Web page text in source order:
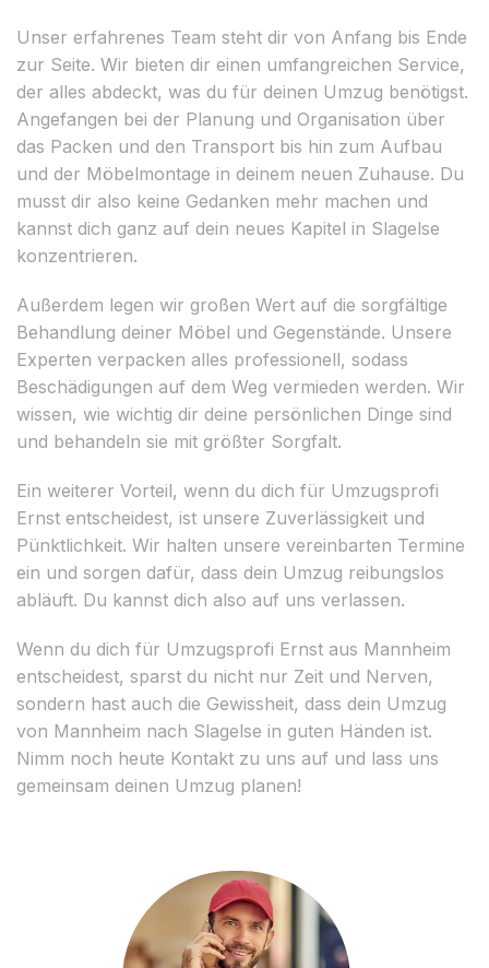
Unser erfahrenes Team steht dir von Anfang bis Ende
zur Seite. Wir bieten dir einen umfangreichen Service,
der alles abdeckt, was du für deinen Umzug benötigst.
Angefangen bei der Planung und Organisation über
das Packen und den Transport bis hin zum Aufbau
und der Möbelmontage in deinem neuen Zuhause. Du
musst dir also keine Gedanken mehr machen und
kannst dich ganz auf dein neues Kapitel in Slagelse
konzentrieren.
Außerdem legen wir großen Wert auf die sorgfältige
Behandlung deiner Möbel und Gegenstände. Unsere
Experten verpacken alles professionell, sodass
Beschädigungen auf dem Weg vermieden werden. Wir
wissen, wie wichtig dir deine persönlichen Dinge sind
und behandeln sie mit größter Sorgfalt.
Ein weiterer Vorteil, wenn du dich für Umzugsprofi
Ernst entscheidest, ist unsere Zuverlässigkeit und
Pünktlichkeit. Wir halten unsere vereinbarten Termine
ein und sorgen dafür, dass dein Umzug reibungslos
abläuft. Du kannst dich also auf uns verlassen.
Wenn du dich für Umzugsprofi Ernst aus Mannheim
entscheidest, sparst du nicht nur Zeit und Nerven,
sondern hast auch die Gewissheit, dass dein Umzug
von Mannheim nach Slagelse in guten Händen ist.
Nimm noch heute Kontakt zu uns auf und lass uns
gemeinsam deinen Umzug planen!